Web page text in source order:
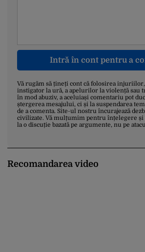
Intră în cont pentru a
Vă rugăm să țineți cont că folosirea
instigator la ură, a apelurilor la violență sau
în mod abuziv, a aceluiași comentariu pot
ștergerea mesajului, ci și la suspendarea
de a comenta. Site-ul nostru încurajează
civilizate. Vă mulțumim pentru înțelegere
la o discuție bazată pe argumente, nu pe
Recomandarea video